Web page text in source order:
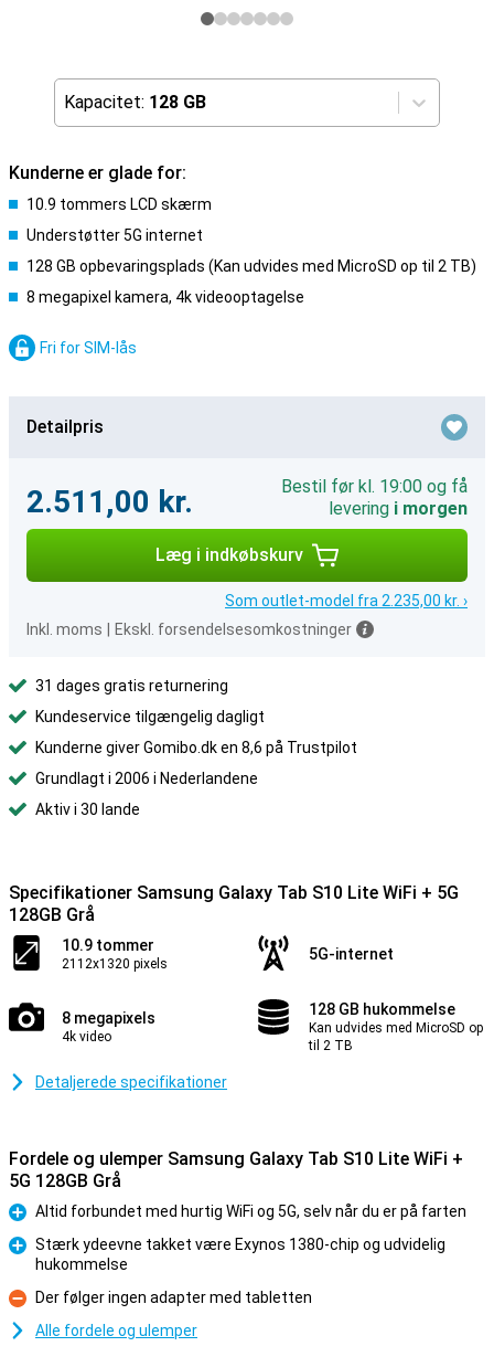
Kapacitet: 128 GB
Kunderne er glade for:
10.9 tommers LCD skærm
Understøtter 5G internet
128 GB opbevaringsplads (Kan udvides med MicroSD op til 2 TB)
8 megapixel kamera, 4k videooptagelse
Fri for SIM-lås
Detailpris
2.511,00 kr.
Bestil før kl. 19:00 og få
levering i morgen
Læg i indkøbskurv
Som outlet-model fra 2.235,00 kr. ›
Inkl. moms
Ekskl. forsendelsesomkostninger
31 dages gratis returnering
Kundeservice tilgængelig dagligt
Kunderne giver Gomibo.dk en 8,6 på Trustpilot
Grundlagt i 2006 i Nederlandene
Aktiv i 30 lande
Specifikationer Samsung Galaxy Tab S10 Lite WiFi + 5G
128GB Grå
10.9 tommer
2112x1320 pixels
5G-internet
8 megapixels
4k video
128 GB hukommelse
Kan udvides med MicroSD op
til 2 TB
Detaljerede specifikationer
Fordele og ulemper Samsung Galaxy Tab S10 Lite WiFi +
5G 128GB Grå
Fordele
Altid forbundet med hurtig WiFi og 5G, selv når du er på farten
Fordele
Stærk ydeevne takket være Exynos 1380-chip og udvidelig
hukommelse
Ulemper
Der følger ingen adapter med tabletten
Alle fordele og ulemper